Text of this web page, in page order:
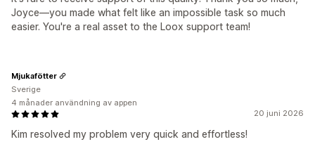
Joyce—you made what felt like an impossible task so much
easier. You're a real asset to the Loox support team!
20 juni 2026
Kim resolved my problem very quick and effortless!
Mjukafötter
Sverige
4 månader användning av appen